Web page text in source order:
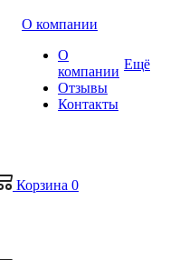
О компании
О
компании
Отзывы
Контакты
Ещё
Корзина 0